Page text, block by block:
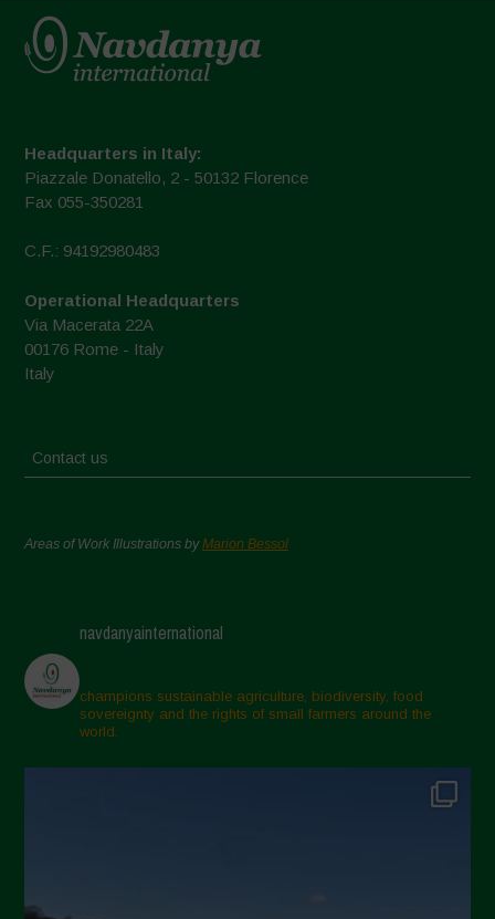
Headquarters in Italy:
Piazzale Donatello, 2 - 50132 Florence
Fax 055-350281
C.F.: 94192980483
Operational Headquarters
Via Macerata 22A
00176 Rome - Italy
Italy
Contact us
Areas of Work Illustrations byMarion Bessol
navdanyainternational
champions sustainable agriculture, biodiversity, food
sovereignty and the rights of small farmers around the
world.